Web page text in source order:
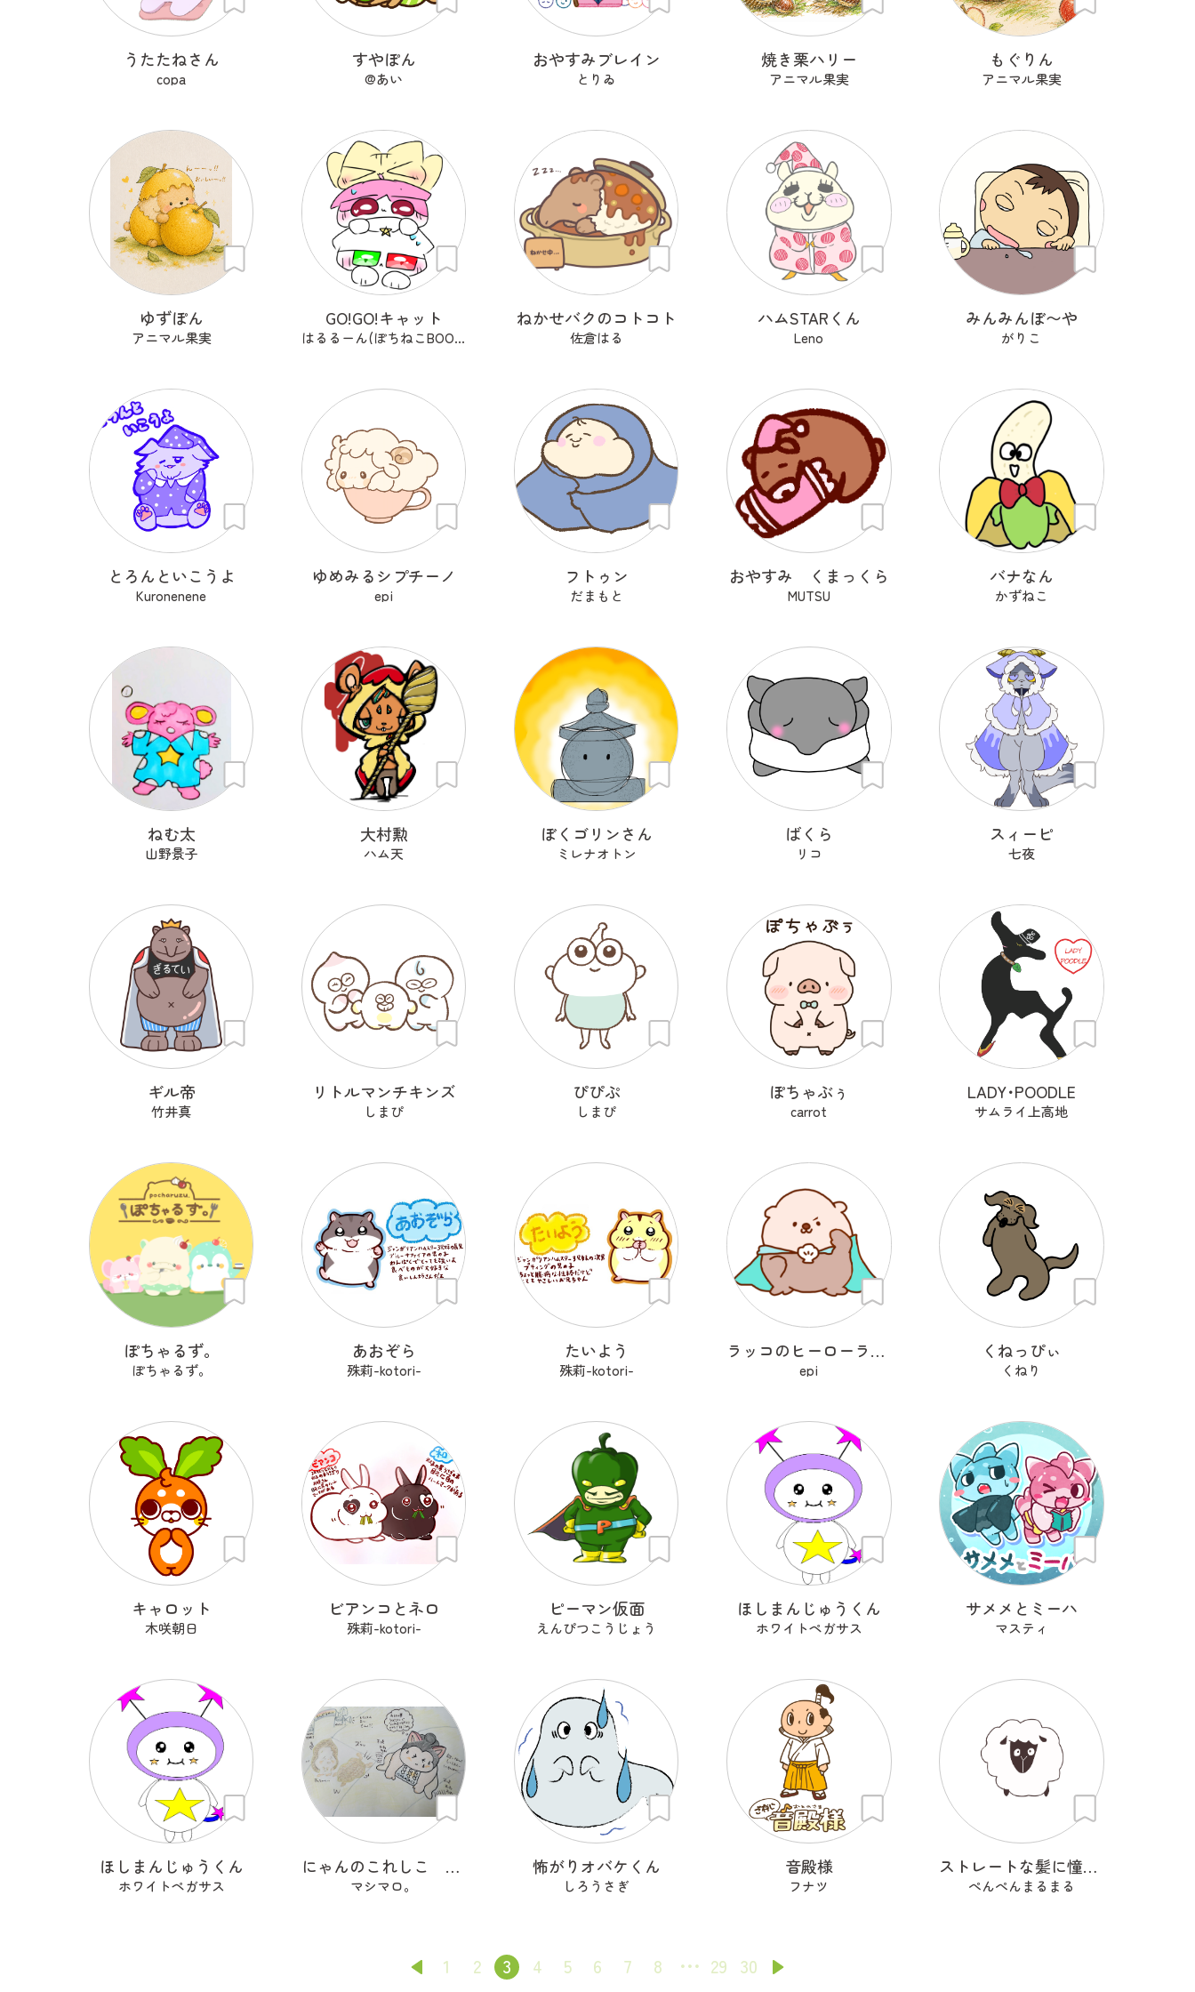
うたたねさん
copa
すやぽん
@あい
おやすみブレイン
とりゐ
焼き栗ハリー
アニマル果実
もぐりん
アニマル果実
ゆずぽん
アニマル果実
GO!GO!キャット
はるるーん(ぽちねこBOOKS)
ねかせバクのコトコト
佐倉はる
ハムSTARくん
Leno
みんみんぼ〜や
がりこ
とろんといこうよ
Kuronenene
ゆめみるシプチーノ
epi
フトゥン
だまもと
おやすみ くまっくら
MUTSU
バナなん
かずねこ
ねむ太
山野景子
大村勲
ハム天
ぼくゴリンさん
ミレナオトン
ばくら
リコ
スィーピ
七夜
ギル帝
竹井真
リトルマンチキンズ
しまぴ
ぴぴぷ
しまぴ
ぽちゃぶぅ
carrot
LADY･POODLE
サムライ上高地
ぽちゃるず。
ぽちゃるず。
あおぞら
殊莉-kotori-
たいよう
殊莉-kotori-
ラッコのヒーローラッキー
epi
くねっぴぃ
くねり
キャロット
木咲朝日
ビアンコとネロ
殊莉-kotori-
ピーマン仮面
えんぴつこうじょう
ほしまんじゅうくん
ホワイトペガサス
サメメとミーハ
マスティ
ほしまんじゅうくん
ホワイトペガサス
にゃんのこれしこ ある日の夢 Ｎo.2
マシマロ。
怖がりオバケくん
しろうさぎ
音殿様
フナツ
ストレートな髪に憧れるひつじ
ぺんぺんまるまる
1 2 3 4 5 6 7 8 29 30